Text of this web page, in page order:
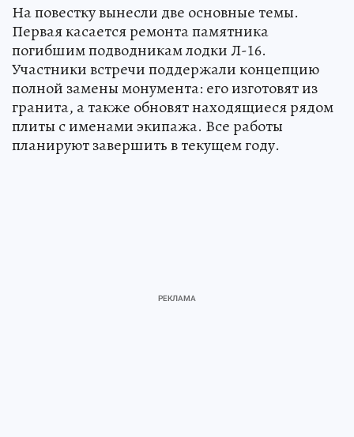
На повестку вынесли две основные темы.
Первая касается ремонта памятника
погибшим подводникам лодки Л-16.
Участники встречи поддержали концепцию
полной замены монумента: его изготовят из
гранита, а также обновят находящиеся рядом
плиты с именами экипажа. Все работы
планируют завершить в текущем году.